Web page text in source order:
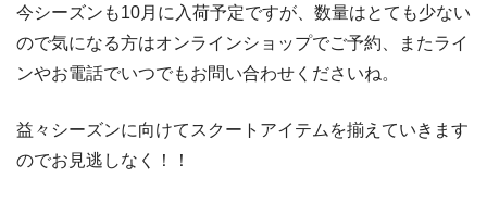
今シーズンも10月に入荷予定ですが、数量はとても少ない
ので気になる方はオンラインショップでご予約、またライ
ンやお電話でいつでもお問い合わせくださいね。
益々シーズンに向けてスクートアイテムを揃えていきます
のでお見逃しなく！！